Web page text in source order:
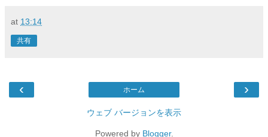
at 13:14
共有
‹ ›
ホーム
ウェブ バージョンを表示
Powered by Blogger.